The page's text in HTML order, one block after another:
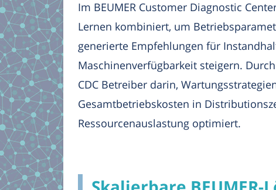
Im BEUMER Customer Diagnostic
Lernen kombiniert, um
generierte Empfehlungen für
Maschinenverfügbarkeit steigern.
CDC Betreiber darin,
Gesamtbetriebskosten in
Ressourcenauslastung optimiert.